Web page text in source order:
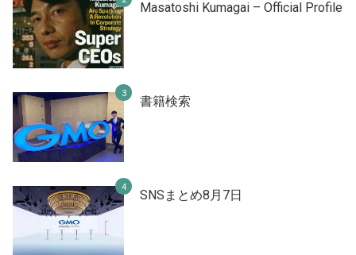
Masatoshi Kumagai – Official Profile
書籍検索
SNSまとめ8月7日